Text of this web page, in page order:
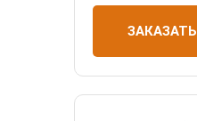
ЗАКАЗАТЬ